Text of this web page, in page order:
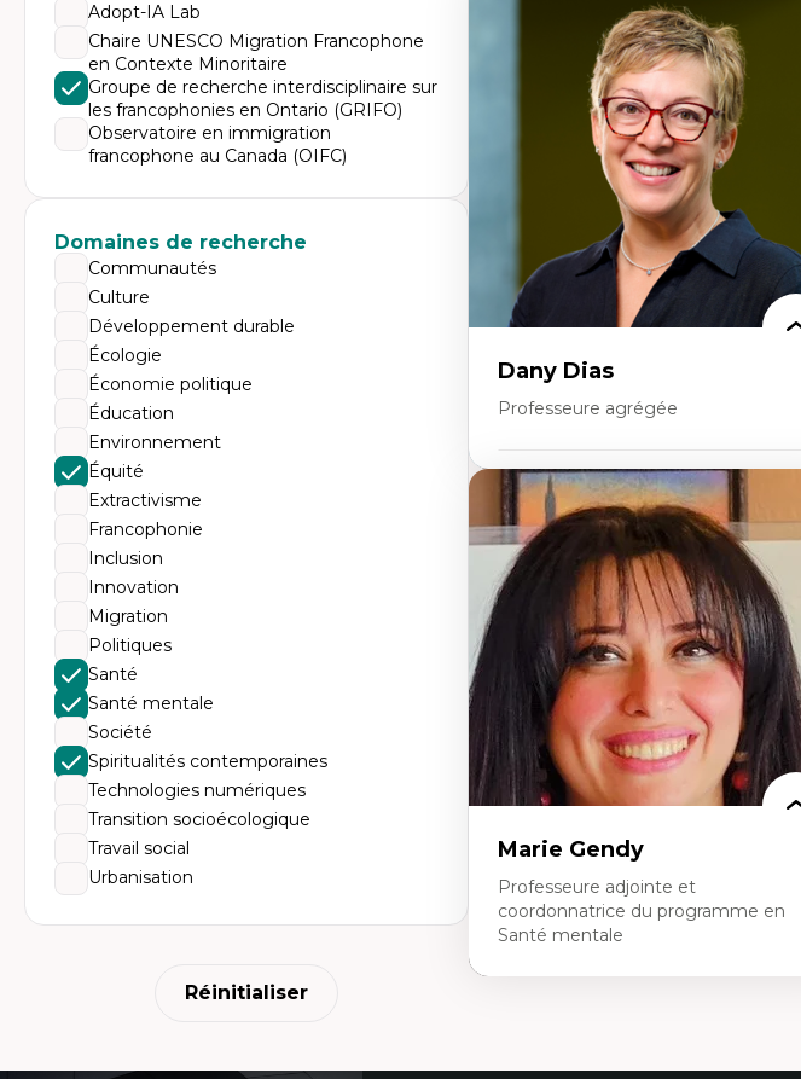
Adopt-IA Lab
Chaire UNESCO Migration Francophone
en Contexte Minoritaire
Groupe de recherche interdisciplinaire sur
les francophonies en Ontario (GRIFO)
Observatoire en immigration
francophone au Canada (OIFC)
Domaines de recherche
Communautés
Culture
Développement durable
Écologie
Économie politique
Éducation
Environnement
Équité
Extractivisme
Francophonie
Inclusion
Innovation
Migration
Politiques
Santé
Santé mentale
Société
Spiritualités contemporaines
Technologies numériques
Transition socioécologique
Travail social
Urbanisation
Réinitialiser
Économie circulaire
Modèles d’affaires durables
Histoire des faits économiques
Gestion durable des ressources naturelles
Écologie industrielle
Aménagement durable du territoire
Développement régional
Coopératives
Télétravail en milieu rural francophone
Transition socio-écologique
Dany Dias
Professeure agrégée
Expertises
Pédagogies critiques et justice sociale
Éthique relationnelle et sollicitude en
éducation
Décolonisation et autochtonisation de la
formation à l’enseignement
Littératie et didactique du français
Éducation inclusive
Formation à l’enseignement en contexte
francophone minoritaire
Identité linguistique et culturelle
Recherche-action et approches
participatives
Leadership éducatif et pratiques réflexives
Éducation durable et bien-être en
enseignement
Marie Gendy
Professeure adjointe et
coordonnatrice du programme en
Santé mentale
Direction d'essais cliniques